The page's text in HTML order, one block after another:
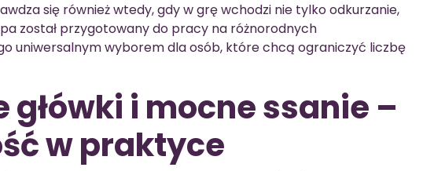
się również wtedy, gdy w grę wchodzi nie tylko odkurzanie,
został przygotowany do pracy na różnorodnych
uniwersalnym wyborem dla osób, które chcą ograniczyć liczbę
główki i mocne ssanie –
w praktyce